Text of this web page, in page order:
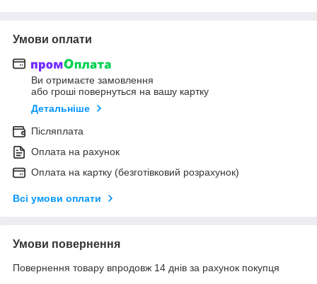
Умови оплати
Ви отримаєте замовлення
або гроші повернуться на вашу картку
Детальніше
Післяплата
Оплата на рахунок
Оплата на картку (безготівковий розрахунок)
Всі умови оплати
Умови повернення
Повернення товару впродовж 14 днів за рахунок покупця